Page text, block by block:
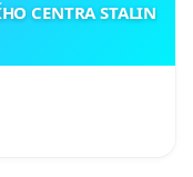
CENTRA STALIN